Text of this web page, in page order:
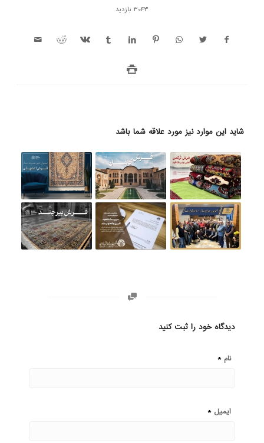
3043 بازدید
شاید این موارد نیز مورد علاقه شما باشد
دیدگاه خود را ثبت کنید
نام *
ایمیل *